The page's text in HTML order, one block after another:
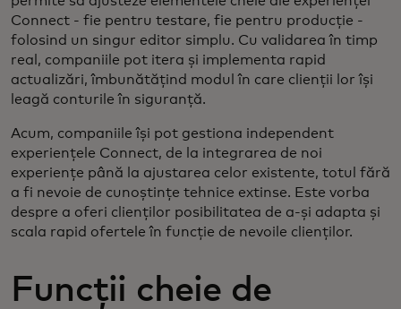
Connect - fie pentru testare, fie pentru producție -
folosind un singur editor simplu. Cu validarea în timp
real, companiile pot itera și implementa rapid
actualizări, îmbunătățind modul în care clienții lor își
leagă conturile în siguranță.
Acum, companiile își pot gestiona independent
experiențele Connect, de la integrarea de noi
experiențe până la ajustarea celor existente, totul fără
a fi nevoie de cunoștințe tehnice extinse. Este vorba
despre a oferi clienților posibilitatea de a-și adapta și
scala rapid ofertele în funcție de nevoile clienților.
Funcții cheie de